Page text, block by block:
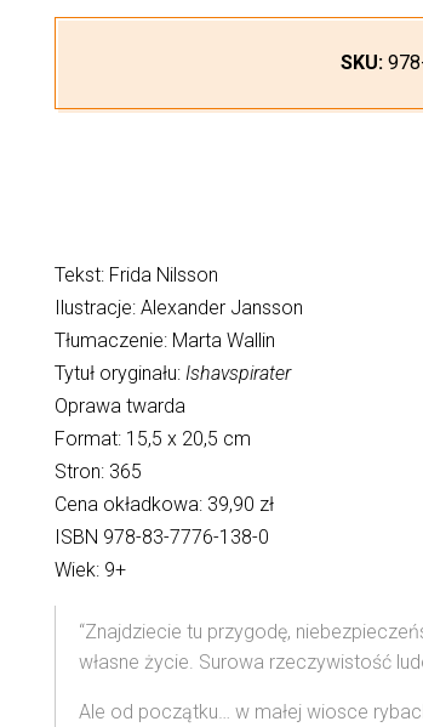
SKU:
Tekst: Frida Nilsson
Ilustracje: Alexander Jansson
Tłumaczenie: Marta Wallin
Tytuł oryginału: Ishavspirater
Oprawa twarda
Format: 15,5 x 20,5 cm
Stron: 365
Cena okładkowa: 39,90 zł
ISBN 978-83-7776-138-0
Wiek: 9+
“Znajdziecie tu przygodę,
własne życie. Surowa rzeczywistość
Ale od początku… w małej wiosce